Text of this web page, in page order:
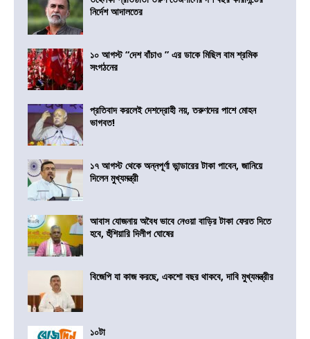
নির্দেশ আদালতের
১০ আগস্ট “দেশ বাঁচাও ” এর ডাকে মিছিল বাম শ্রমিক
সংগঠনের
প্রতিবাদ করলেই দেশদ্রোহী নয়, তরুণদের পাশে মোহন
ভাগবত!
১৭ আগস্ট থেকে অন্নপূর্ণা ভান্ডারের টাকা পাবেন, জানিয়ে
দিলেন মুখ্যমন্ত্রী
আবাস যোজনায় অবৈধ ভাবে নেওয়া বাড়ির টাকা ফেরত দিতে
হবে, হুঁশিয়ারি দিলীপ ঘোষের
বিজেপি যা কাজ করছে, একশো বছর থাকবে, দাবি মুখ্যমন্ত্রীর
১০টা